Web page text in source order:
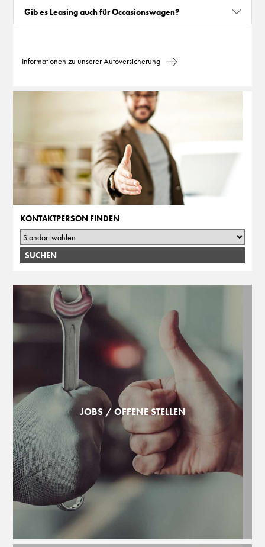
Gib es Leasing auch für Occasionswagen?
Informationen zu unserer Autoversicherung
KONTAKTPERSON FINDEN
JOBS / OFFENE STELLEN